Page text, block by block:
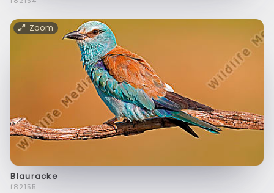
Zoom
Blauracke
f82155